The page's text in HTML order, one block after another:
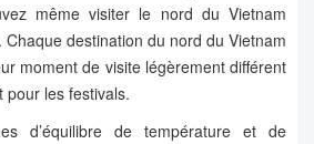
même visiter le nord du Vietnam
destination du nord du Vietnam
moment de visite légèrement différent
pour les festivals.
d’équilibre de température et de